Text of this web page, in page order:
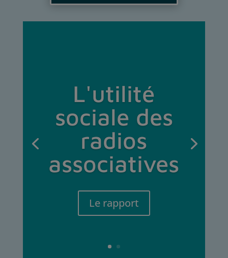
L'utilité
sociale des
radios
associatives
Le rapport